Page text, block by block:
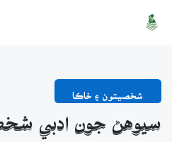
شخصيتون ۽ خاڪا
سيوهڻ جون ادبي